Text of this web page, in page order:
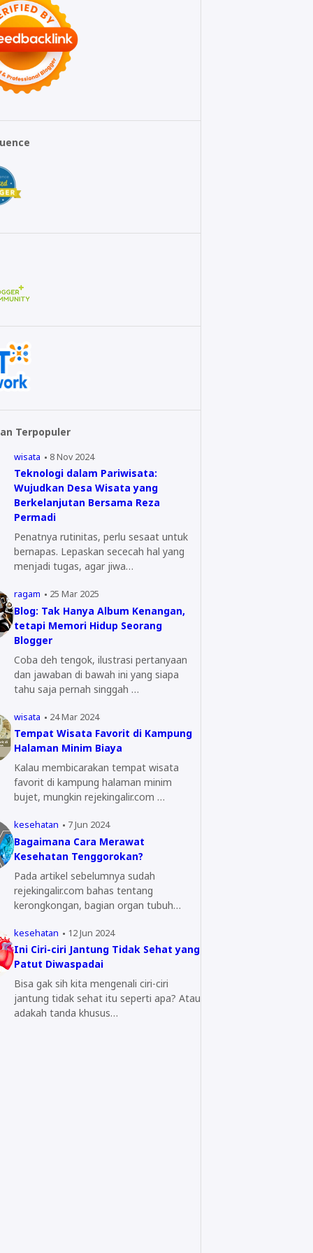
Terpopuler
wisata 8 Nov 2024
Teknologi dalam Pariwisata:
Wujudkan Desa Wisata yang
Berkelanjutan Bersama Reza
Permadi
Penatnya rutinitas, perlu sesaat untuk
bernapas. Lepaskan sececah hal yang
menjadi tugas, agar jiwa…
ragam 25 Mar 2025
Blog: Tak Hanya Album Kenangan,
tetapi Memori Hidup Seorang
Blogger
Coba deh tengok, ilustrasi pertanyaan
dan jawaban di bawah ini yang siapa
tahu saja pernah singgah …
wisata 24 Mar 2024
Tempat Wisata Favorit di Kampung
Halaman Minim Biaya
Kalau membicarakan tempat wisata
favorit di kampung halaman minim
bujet, mungkin rejekingalir.com …
kesehatan 7 Jun 2024
Bagaimana Cara Merawat
Kesehatan Tenggorokan?
Pada artikel sebelumnya sudah
rejekingalir.com bahas tentang
kerongkongan, bagian organ tubuh
kesehatan 12 Jun 2024
Ini Ciri-ciri Jantung Tidak Sehat yang
Patut Diwaspadai
Bisa gak sih kita mengenali ciri-ciri
jantung tidak sehat itu seperti apa? Atau
adakah tanda khusus…